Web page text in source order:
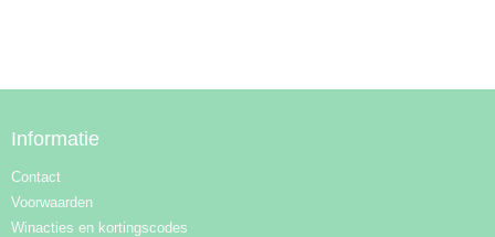
Informatie
Contact
Voorwaarden
Winacties en kortingscodes